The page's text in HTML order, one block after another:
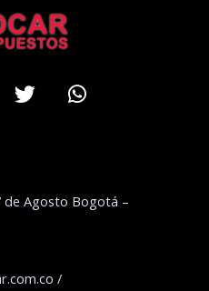
TwitterWhatsapp
de Agosto Bogotá –
/